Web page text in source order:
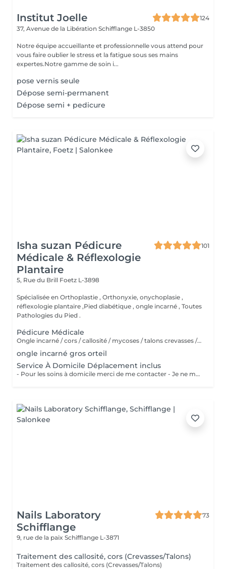
Institut Joelle
124
37, Avenue de la Libération Schifflange L-3850
Notre équipe accueillante et professionnelle vous attend pour
vous faire oublier le stress et la fatigue sous ses mains
expertes.Notre gamme de soin i...
pose vernis seule
Dépose semi-permanent
Dépose semi + pedicure
Isha suzan Pédicure
Médicale & Réflexologie
Plantaire
101
5, Rue du Brill Foetz L-3898
Spécialisée en Orthoplastie , Orthonyxie, onychoplasie ,
réflexologie plantaire ,Pied diabétique , ongle incarné , Toutes
Pathologies du Pied .
Pédicure Médicale
Ongle incarné / cors / callosité / mycoses / talons crevasses / coupe les ongles /soin pied d'athlète sportif / durillons / pensmemt / pieds diabétiques / onychoplastie construire ongles
ongle incarné gros orteil
Service À Domicile Déplacement inclus
- Pour les soins à domicile merci de me contacter - Je ne me déplace pas à plus de 20 KM
Nails Laboratory
Schifflange
73
9, rue de la paix Schifflange L-3871
Traitement des callosité, cors (Crevasses/Talons)
Traitement des callosité, cors (Crevasses/Talons)